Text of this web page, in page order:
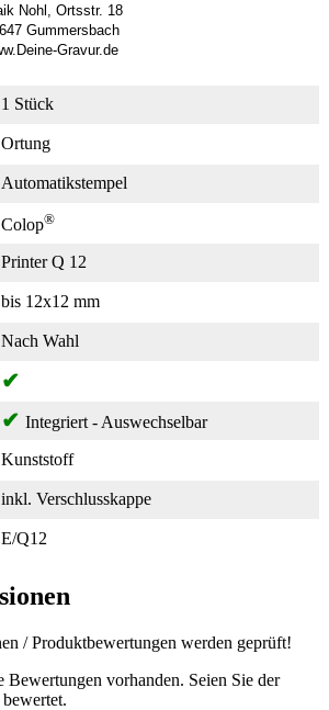
Nohl, Ortsstr. 18
Gummersbach
Gravur.de
1 Stück
Ortung
Automatikstempel
Colop®
Printer Q 12
bis 12x12 mm
Nach Wahl
✔
✔ Integriert - Auswechselbar
Kunststoff
inkl. Verschlusskappe
E/Q12
/ Produktbewertungen werden geprüft!
Bewertungen vorhanden. Seien Sie der